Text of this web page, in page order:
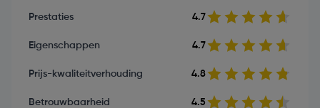
Prestaties 4.7
Eigenschappen 4.7
Prijs-kwaliteitverhouding 4.8
Betrouwbaarheid 4.5